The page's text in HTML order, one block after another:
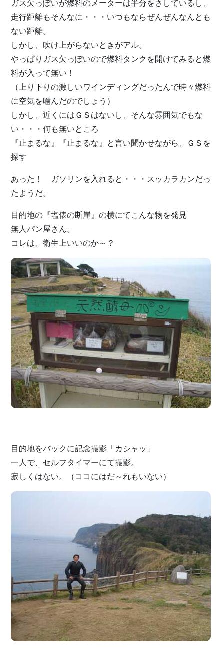
ガス欠っぽいが燃料のメーターは半分をさしているし、
走行距離もそんなに・・・いつもならぜんぜんなんとも
ない距離。
しかし、吹け上がらないときがアル。
やっぱりガス欠っぽいので燃料タンクを開けてみると燃
料が入って無い！
（上り下りの激しいワインディングだったんで時々燃料
に空気を噛んだのでしょう）
しかし、近くにはＧＳはないし、そんな雰囲気でもな
い・・・何も無いところ
『止まるな』『止まるな』と言い聞かせながら、ＧＳを
探す
あった！ ガソリンを入れると・・・スッカラカンだっ
たようだ。
目的地の『塩俵の断崖』の横にてこんな物を発見
無人パン屋さん。
コレは、衛生上いいのか～？
目的地をバックに記念撮影「カシャッ」
一人で、セルフタイマーにて撮影。
寂しくはない。（ココにはだ～れもいない）